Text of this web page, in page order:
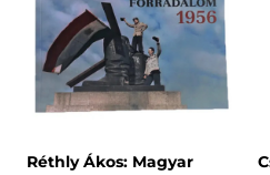
Réthly Ákos: Magyar